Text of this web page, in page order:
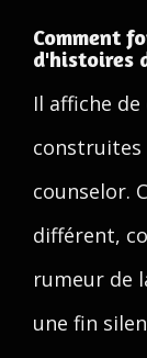
Comment
d'histoires
Il affiche
construites
counselor.
différent,
rumeur de
une fin